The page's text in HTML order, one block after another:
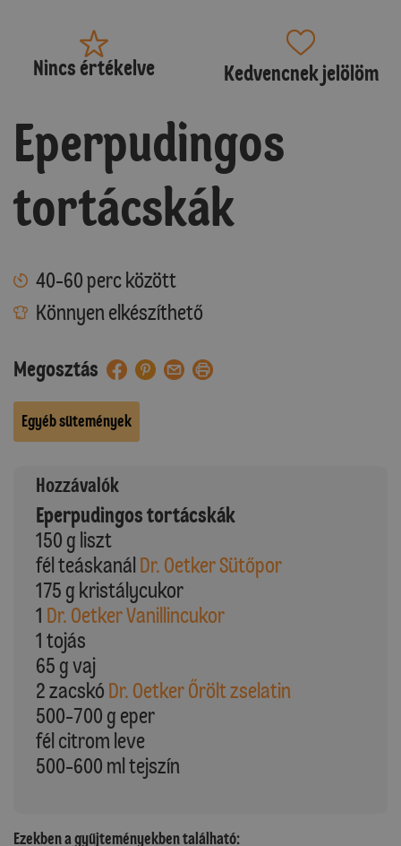
Nincs értékelve Kedvencnek jelölöm
Eperpudingos
tortácskák
40-60 perc között
Könnyen elkészíthető
Megosztás
Egyéb sütemények
Hozzávalók
Eperpudingos tortácskák
150 g liszt
fél teáskanálDr. Oetker Sütőpor
175 g kristálycukor
1 Dr. Oetker Vanillincukor
1 tojás
65 g vaj
2 zacskó Dr. Oetker Őrölt zselatin
500-700 g eper
fél citrom leve
500-600 ml tejszín
Ezekben a gyűjteményekben található: